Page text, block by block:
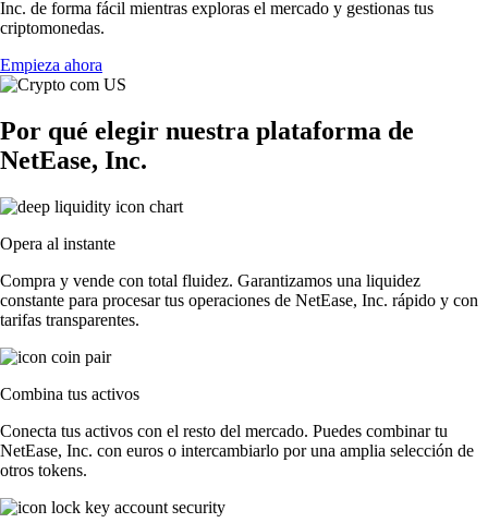
Inc. de forma fácil mientras exploras el mercado y gestionas tus
criptomonedas.
Empieza ahora
Por qué elegir nuestra plataforma de
NetEase, Inc.
Opera al instante
Compra y vende con total fluidez. Garantizamos una liquidez
constante para procesar tus operaciones de NetEase, Inc. rápido y con
tarifas transparentes.
Combina tus activos
Conecta tus activos con el resto del mercado. Puedes combinar tu
NetEase, Inc. con euros o intercambiarlo por una amplia selección de
otros tokens.